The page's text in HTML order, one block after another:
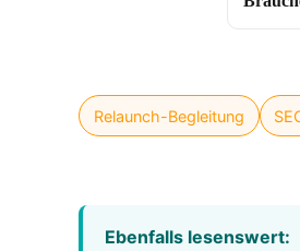
Relaunch-Begleitung
Ebenfalls lesenswert: